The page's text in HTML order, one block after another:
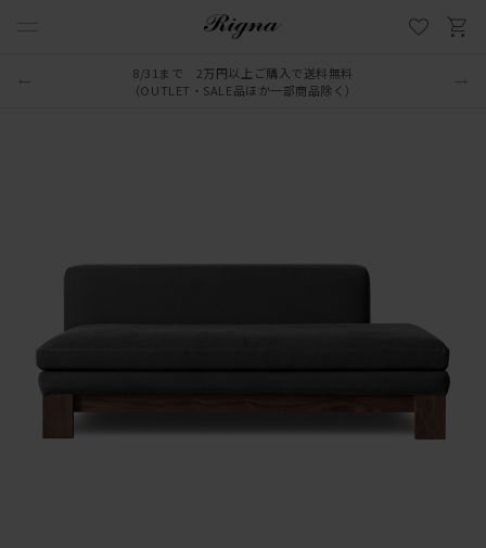
LINE新規追加でクーポンプレゼント
8/31まで 2万円以上ご購入で送料無料
（OUTLET・SALE品ほか一部商品除く）